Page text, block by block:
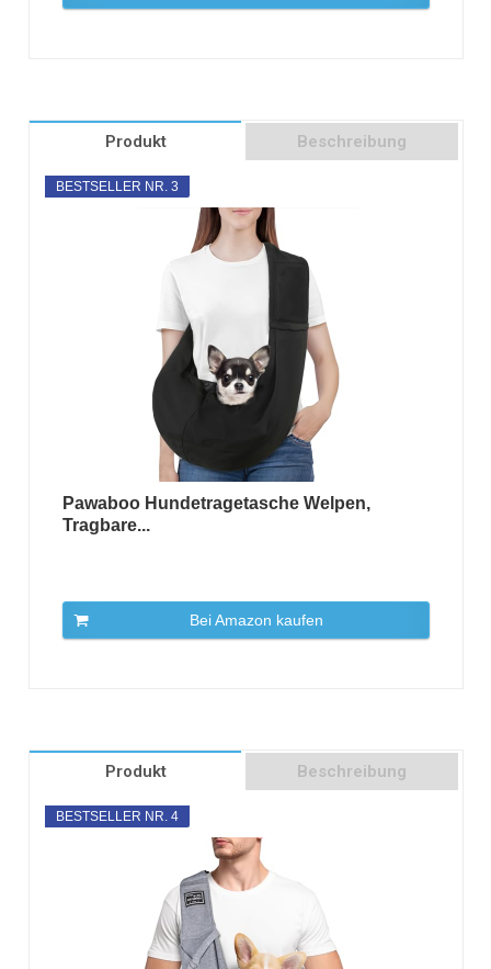
Produkt Beschreibung
BESTSELLER NR. 3
Pawaboo Hundetragetasche Welpen,
Tragbare...
Bei Amazon kaufen
Produkt Beschreibung
BESTSELLER NR. 4